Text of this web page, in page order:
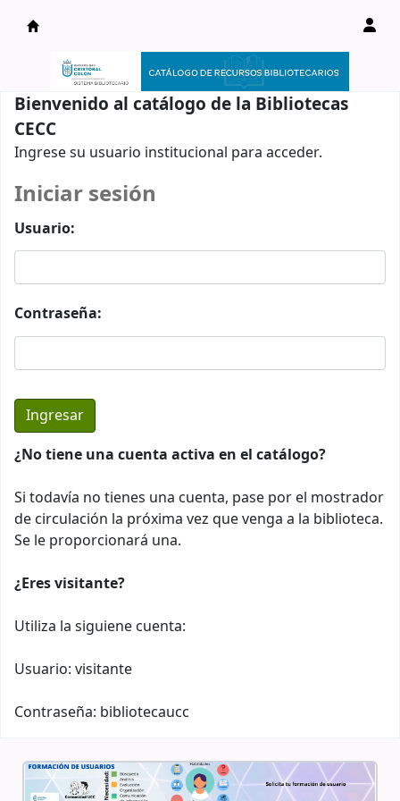
Catálogo en línea
Bienvenido al catálogo de la Bibliotecas
CECC
Ingrese su usuario institucional para acceder.
Iniciar sesión
Usuario:
Contraseña:
¿No tiene una cuenta activa en el catálogo?
Si todavía no tienes una cuenta, pase por el mostrador
de circulación la próxima vez que venga a la biblioteca.
Se le proporcionará una.
¿Eres visitante?
Utiliza la siguiene cuenta:
Usuario: visitante
Contraseña: bibliotecaucc